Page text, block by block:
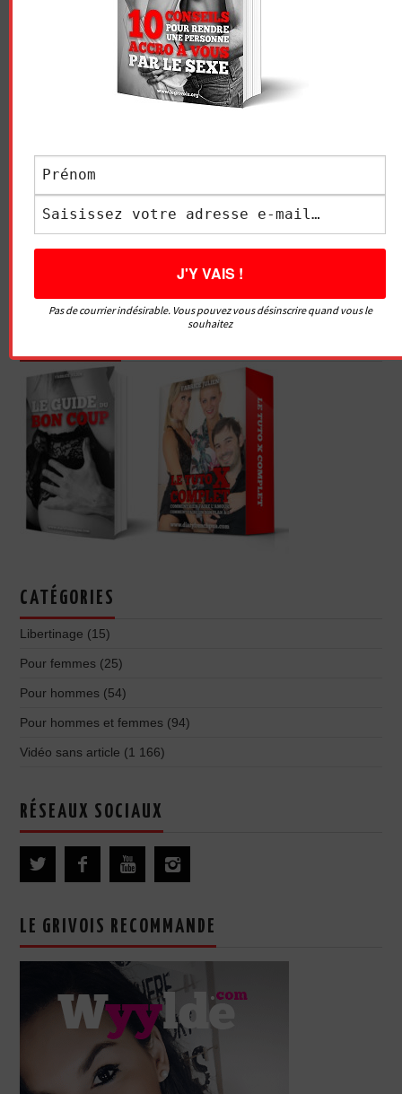
CATÉGORIES
Libertinage (15)
Pour femmes (25)
Pour hommes (54)
Pour hommes et femmes (94)
Vidéo sans article (1 166)
RÉSEAUX SOCIAUX
LE GRIVOIS RECOMMANDE
Pas de courrier indésirable. Vous pouvez vous désinscrire quand vous le
souhaitez